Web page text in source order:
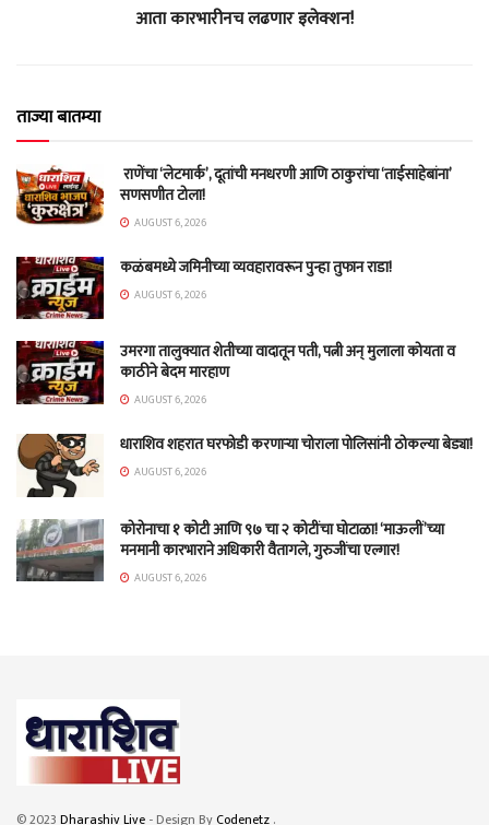
आता कारभारीनच लढणार इलेक्शन!
ताज्या बातम्या
राणेंचा ‘लेटमार्क’, दूतांची मनधरणी आणि ठाकुरांचा ‘ताईसाहेबांना’
सणसणीत टोला!
AUGUST 6, 2026
कळंबमध्ये जमिनीच्या व्यवहारावरून पुन्हा तुफान राडा!
AUGUST 6, 2026
उमरगा तालुक्यात शेतीच्या वादातून पती, पत्नी अन् मुलाला कोयता व
काठीने बेदम मारहाण
AUGUST 6, 2026
धाराशिव शहरात घरफोडी करणाऱ्या चोराला पोलिसांनी ठोकल्या बेड्या!
AUGUST 6, 2026
कोरोनाचा १ कोटी आणि ९७ चा २ कोटींचा घोटाळा! ‘माऊलीं’च्या
मनमानी कारभाराने अधिकारी वैतागले, गुरुजींचा एल्गार!
AUGUST 6, 2026
© 2023 Dharashiv Live - Design ByCodenetz .